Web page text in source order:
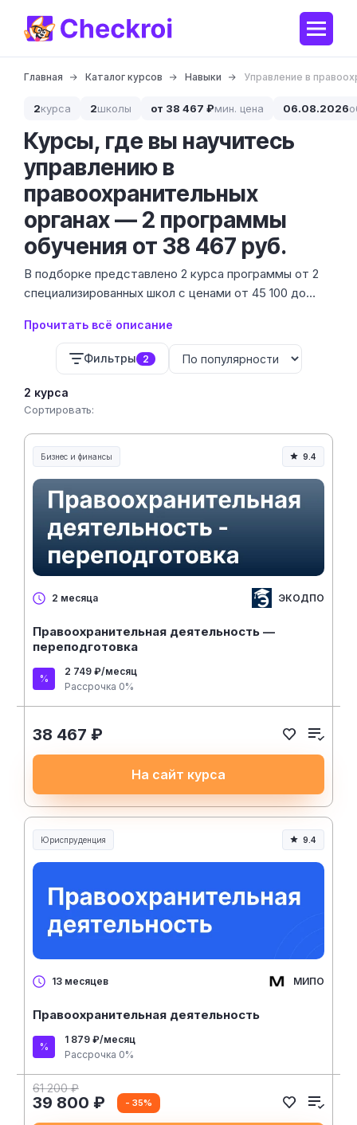
Главная Каталог курсов Навыки Управление в
2курса 2школы от 38 467 ₽мин. цена 06.08.2026
Курсы, где вы научитесь
управлению в
правоохранительных
органах — 2 программы
обучения от 38 467 руб.
В подборке представлено 2 курса программы от 2
специализированных школ с ценами от 45 100 до
не только знания законов, но и навыков оперативного
руководства коллективом в специфических
условиях.
Прочитать всё описание
Фильтры 2
2 курса
Сортировать:
Бизнес и финансы 9.4
2 месяца ЭКОДПО
Правоохранительная деятельность —
переподготовка
2 749 ₽/месяц
Рассрочка 0%
38 467 ₽
На сайт курса
Юриспруденция
Юриспруденция и право
9.4
13 месяцев МИПО
Правоохранительная деятельность
1 879 ₽/месяц
Рассрочка 0%
61 200 ₽
39 800 ₽ - 35%